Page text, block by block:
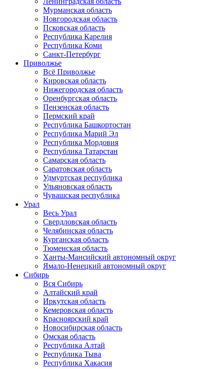
Мурманская область
Новгородская область
Псковская область
Республика Карелия
Республика Коми
Санкт-Петербург
Приволжье
Всё Приволжье
Кировская область
Нижегородская область
Оренбургская область
Пензенская область
Пермский край
Республика Башкортостан
Республика Марий Эл
Республика Мордовия
Республика Татарстан
Самарская область
Саратовская область
Удмуртская республика
Ульяновская область
Чувашская республика
Урал
Весь Урал
Свердловская область
Челябинская область
Курганская область
Тюменская область
Ханты-Мансийский автономный округ
Ямало-Ненецкий автономный округ
Сибирь
Вся Сибирь
Алтайский край
Иркутская область
Кемеровская область
Красноярский край
Новосибирская область
Омская область
Республика Алтай
Республика Тыва
Республика Хакасия